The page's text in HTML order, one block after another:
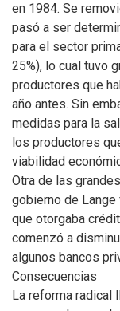
en 1984. Se
pasó a ser
para el sector
25%), lo cual tuvo
productores que
año antes. Sin
medidas para la
los productores
viabilidad
Otra de las
gobierno de Lange
que otorgaba
comenzó a
algunos bancos
Consecuencias
La reforma radical